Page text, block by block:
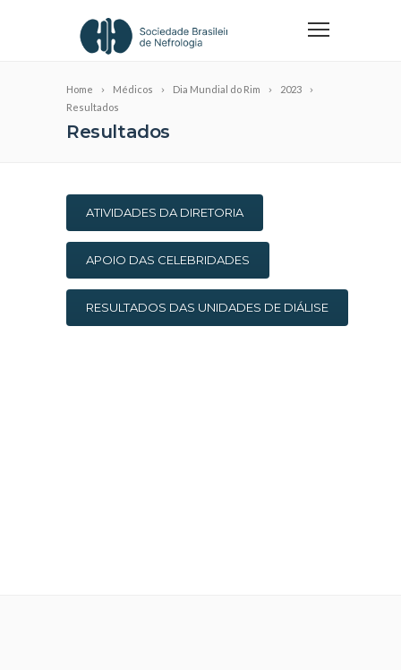
Home Médicos Dia Mundial do Rim
2023
Resultados
Resultados
ATIVIDADES DA DIRETORIA
APOIO DAS CELEBRIDADES
RESULTADOS DAS UNIDADES DE DIÁLISE